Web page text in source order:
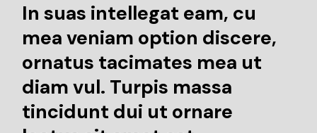
In suas intellegat eam, cu
mea veniam option discere,
ornatus tacimates mea ut
diam vul. Turpis massa
tincidunt dui ut ornare